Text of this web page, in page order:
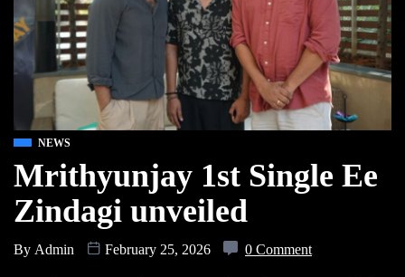
NEWS
Mrithyunjay 1st Single Ee
Zindagi unveiled
By Admin February 25, 2026 0 Comment